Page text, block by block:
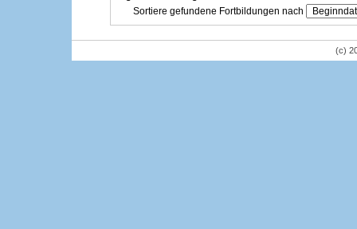
Sortiere gefundene Fortbildungen nach
(c)